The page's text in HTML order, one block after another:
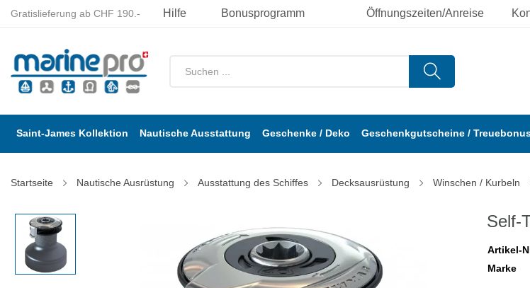
Öffnungszeiten/Anreise
Gratislieferung ab CHF 190.- Hilfe Bonusprogramm
Saint-James Kollektion Nautische Ausstattung Geschenke / Deko Geschenkgutscheine /
Startseite Nautische Ausrüstung Ausstattung des Schiffes Decksausrüstung Winschen / Kurbeln
Self-
Artikel-
Marke